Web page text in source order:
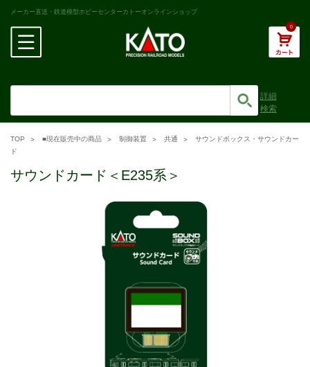
メーカー直送・鉄道模型ホビーセンターカトーオンラインショップ
0
詳細
検索
TOP ■現在販売中の商品 制御装置 共通
サウンドボックス・サウンドカー
ド
サウンドカード＜E235系＞